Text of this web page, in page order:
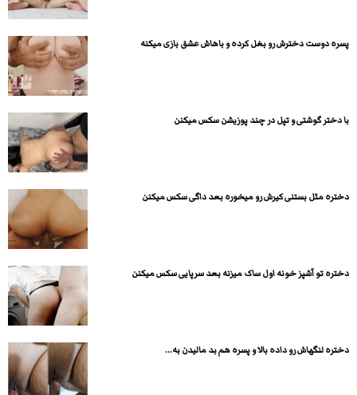
پسره دوست دخترش رو بغل کرده و باهاش عشق بازی میکنه
با دختر گوشتی و تپل در چند پوزیشن سکس میکنن
دختره مثل بستنی کیرش رو میخوره بعد داگی سکس میکنن
دختره تو آشپز خونه اول ساک میزنه بعد سرپایی سکس میکنن
دختره لنگهاش رو داده بالا و پسره هم بد مالیدن به...